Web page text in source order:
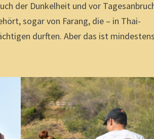
der Dunkelheit und vor
sogar von Farang, die – in Thai-
durften. Aber das ist